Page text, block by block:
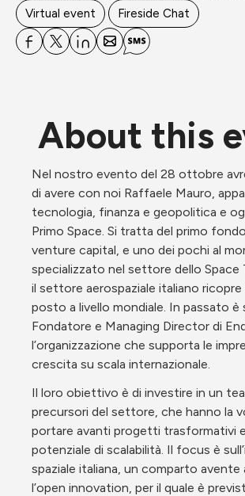
Virtual event Fireside Chat
About this
Nel nostro evento del 28 ottobre
di avere con noi Raffaele Mauro,
tecnologia, finanza e geopolitica e
Primo Space. Si tratta del primo
venture capital, e uno dei pochi al
specializzato nel settore dello Space
il settore aerospaziale italiano
posto a livello mondiale. In passato
Fondatore e Managing Director di
l’organizzazione che supporta le
crescita su scala internazionale.
Il loro obiettivo è di investire in un
precursori del settore, che hanno la
portare avanti progetti trasformativi
potenziale di scalabilità. Il focus è
spaziale italiana, un comparto avente
l’open innovation, per il quale è